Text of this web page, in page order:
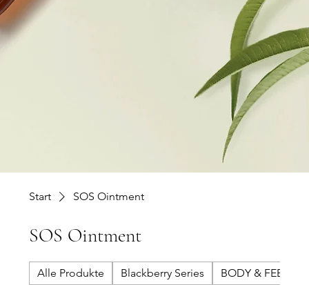
Start SOS Ointment
SOS Ointment
Alle Produkte Blackberry Series BODY & FEET